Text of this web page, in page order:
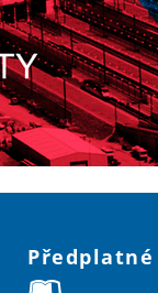
Předplatné